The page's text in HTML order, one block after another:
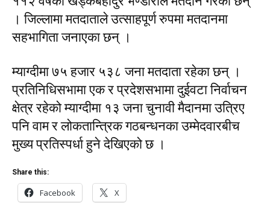
। जिल्लामा मतदाताले उत्साहपूर्ण रुपमा मतदानमा
सहभागिता जनाएका छन् ।
म्याग्दीमा ७५ हजार ५३८ जना मतदाता रहेका छन् ।
प्रतिनिधिसभामा एक र प्रदेशसभामा दुईवटा निर्वाचन
क्षेत्र रहेको म्याग्दीमा १३ जना चुनावी मैदानमा उत्रिए
पनि वाम र लोकतान्त्रिक गठबन्धनका उम्मेदवारबीच
मुख्य प्रतिस्पर्धा हुने देखिएको छ ।
Share this:
Facebook X